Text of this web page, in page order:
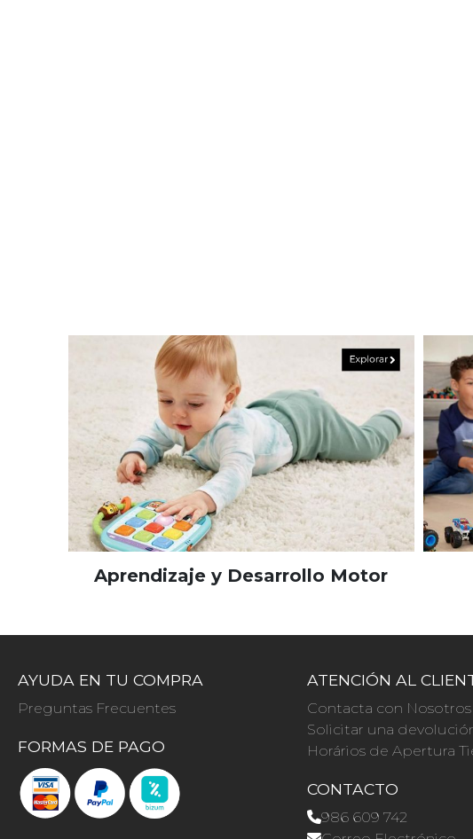
Aprendizaje y Desarrollo Motor
AYUDA EN TU COMPRA
Preguntas Frecuentes
FORMAS DE PAGO
ATENCIÓN AL
Contacta con Nosotros
Solicitar una
Horários de Apertura
CONTACTO
986 609 742